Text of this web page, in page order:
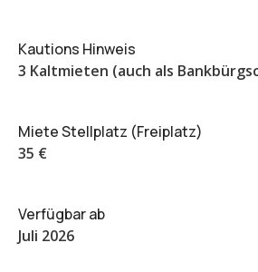
Kautions Hinweis
3 Kaltmieten (auch als
Miete Stellplatz (Freiplatz)
35 €
Verfügbar ab
Juli 2026